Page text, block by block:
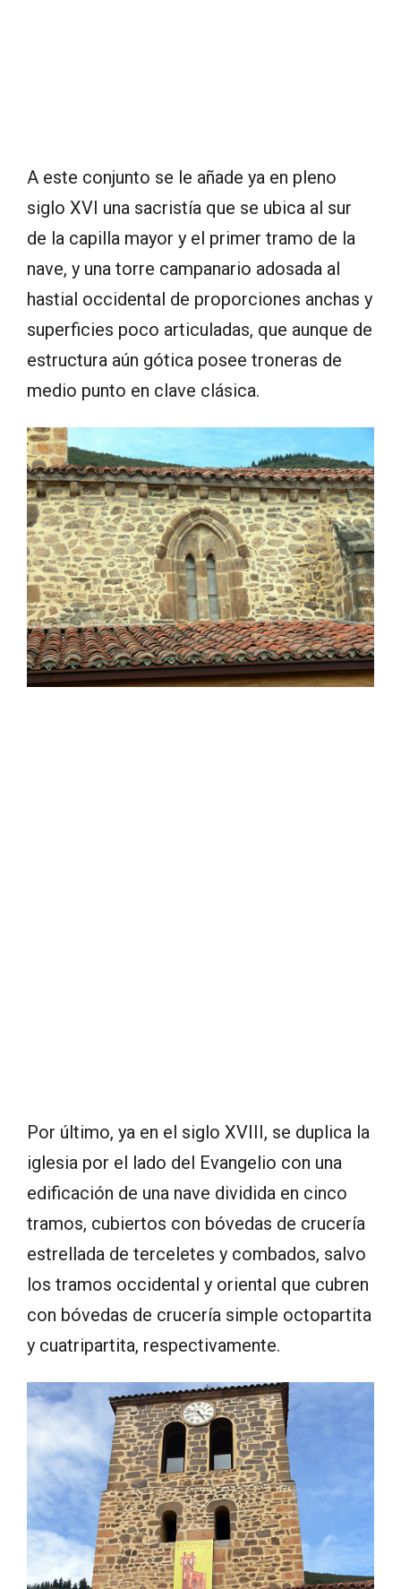
A este conjunto se le añade ya en pleno
siglo XVI una sacristía que se ubica al sur
de la capilla mayor y el primer tramo de la
nave, y una torre campanario adosada al
hastial occidental de proporciones anchas y
superficies poco articuladas, que aunque de
estructura aún gótica posee troneras de
medio punto en clave clásica.
Por último, ya en el siglo XVIII, se duplica la
iglesia por el lado del Evangelio con una
edificación de una nave dividida en cinco
tramos, cubiertos con bóvedas de crucería
estrellada de terceletes y combados, salvo
los tramos occidental y oriental que cubren
con bóvedas de crucería simple octopartita
y cuatripartita, respectivamente.